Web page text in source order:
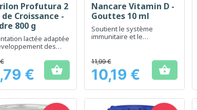
Aperçu rapide
Profutura 2
Croissance -
800 g
lactée adaptée
des
€ 
Aperçu rapide
Nancare Vitamin D -
Gouttes 10 ml
Soutient le système
immunitaire et le
Prix
11,99 €
10,19 € 